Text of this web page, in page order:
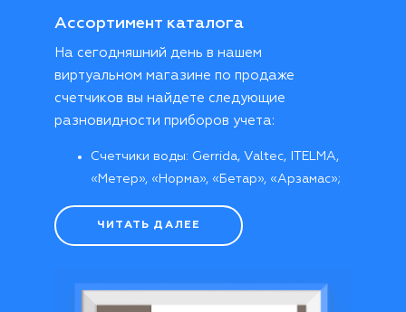
Ассортимент каталога
На сегодняшний день в нашем
виртуальном магазине по продаже
счетчиков вы найдете следующие
разновидности приборов учета:
Счетчики воды: Gerrida, Valtec, ITELMA,
«Метер», «Норма», «Бетар», «Арзамас»;
«Энергомера», «INCOTEX Меркурий»;
Счетчики газа: «Элехант», «Гранд»,
Теплосчетчики: Sanext mono RM, Sanext
ЧИТАТЬ ДАЛЕЕ